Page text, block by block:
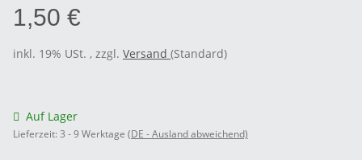
1,50 €
inkl. 19% USt. , zzgl. Versand (Standard)
Auf Lager
Lieferzeit: 3 - 9 Werktage (DE - Ausland abweichend)